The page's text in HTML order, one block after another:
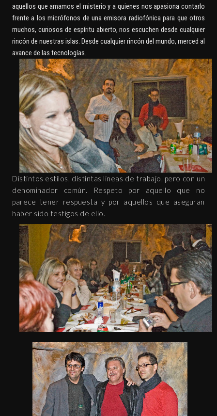
aquellos que amamos el misterio y a quienes nos apasiona contarlo
frente a los micrófonos de una emisora radiofónica para que otros
muchos, curiosos de espíritu abierto, nos escuchen desde cualquier
rincón de nuestras islas. Desde cualquier rincón del mundo, merced al
avance de las tecnologías.
Distintos estilos, distintas lineas de trabajo, pero con un
denominador común. Respeto por aquello que no
parece tener respuesta y por aquellos que aseguran
haber sido testigos de ello.